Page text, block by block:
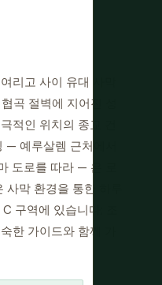
리고 사이 유대 사막
곡 절벽에 지어진 성
적인 위치의 종교 건
예루살렘 근처에서
도로를 따라 — 은 로
막 환경을 통한 하루
구역에 있습니다; 조
한 가이드와 함께 가